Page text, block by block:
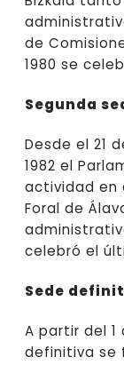
de
1980 se
Segunda
Desde el 21
1982 el
actividad en
Foral de
celebró el
Sede
A partir del 1
definitiva se